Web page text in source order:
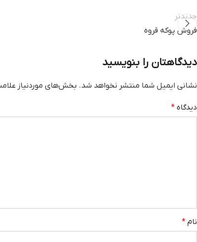
جدیدتر
فروش پوکه قروه
دیدگاهتان را بنویسید
نشانی ایمیل شما منتشر نخواهد شد. بخش‌های موردنیاز
دیدگاه *
نام *